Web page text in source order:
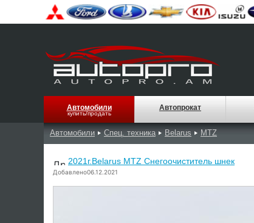
Автомобили
купить/продать
Автопрокат
Автомобили Спец. техника Belarus MTZ
2021г.Belarus MTZ Снегоочиститель шнек
Добавлено06.12.2021